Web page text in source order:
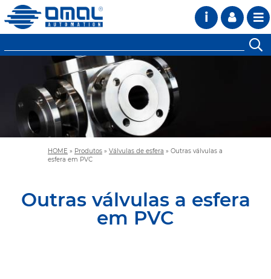
i
HOME » Produtos » Válvulas de esfera » Outras válvulas a
esfera em PVC
Outras válvulas a esfera
em PVC